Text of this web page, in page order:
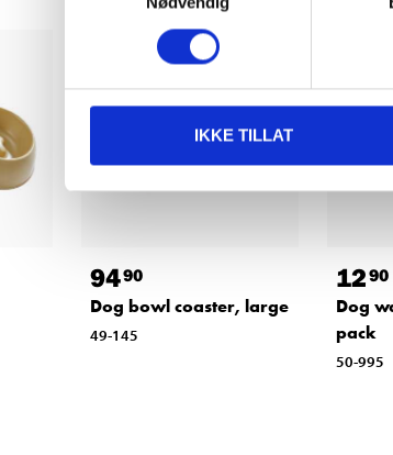
IKKE TILLAT
9490
Dog bowl coaster, large
49-145
1290
Dog
pack
50-995